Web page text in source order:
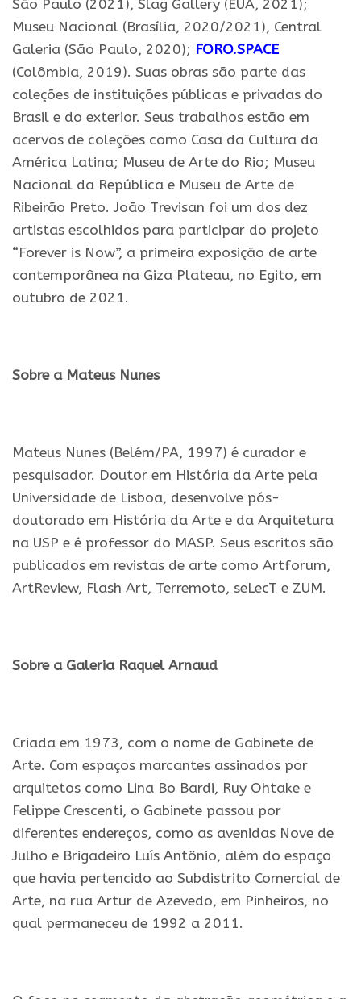
São Paulo (2021), Slag Gallery (EUA, 2021);
Museu Nacional (Brasília, 2020/2021), Central
Galeria (São Paulo, 2020); FORO.SPACE
(Colômbia, 2019). Suas obras são parte das
coleções de instituições públicas e privadas do
Brasil e do exterior. Seus trabalhos estão em
acervos de coleções como Casa da Cultura da
América Latina; Museu de Arte do Rio; Museu
Nacional da República e Museu de Arte de
Ribeirão Preto. João Trevisan foi um dos dez
artistas escolhidos para participar do projeto
“Forever is Now”, a primeira exposição de arte
contemporânea na Giza Plateau, no Egito, em
outubro de 2021.
Sobre a Mateus Nunes
Mateus Nunes (Belém/PA, 1997) é curador e
pesquisador. Doutor em História da Arte pela
Universidade de Lisboa, desenvolve pós-
doutorado em História da Arte e da Arquitetura
na USP e é professor do MASP. Seus escritos são
publicados em revistas de arte como Artforum,
ArtReview, Flash Art, Terremoto, seLecT e ZUM.
Sobre a Galeria Raquel Arnaud
Criada em 1973, com o nome de Gabinete de
Arte. Com espaços marcantes assinados por
arquitetos como Lina Bo Bardi, Ruy Ohtake e
Felippe Crescenti, o Gabinete passou por
diferentes endereços, como as avenidas Nove de
Julho e Brigadeiro Luís Antônio, além do espaço
que havia pertencido ao Subdistrito Comercial de
Arte, na rua Artur de Azevedo, em Pinheiros, no
qual permaneceu de 1992 a 2011.